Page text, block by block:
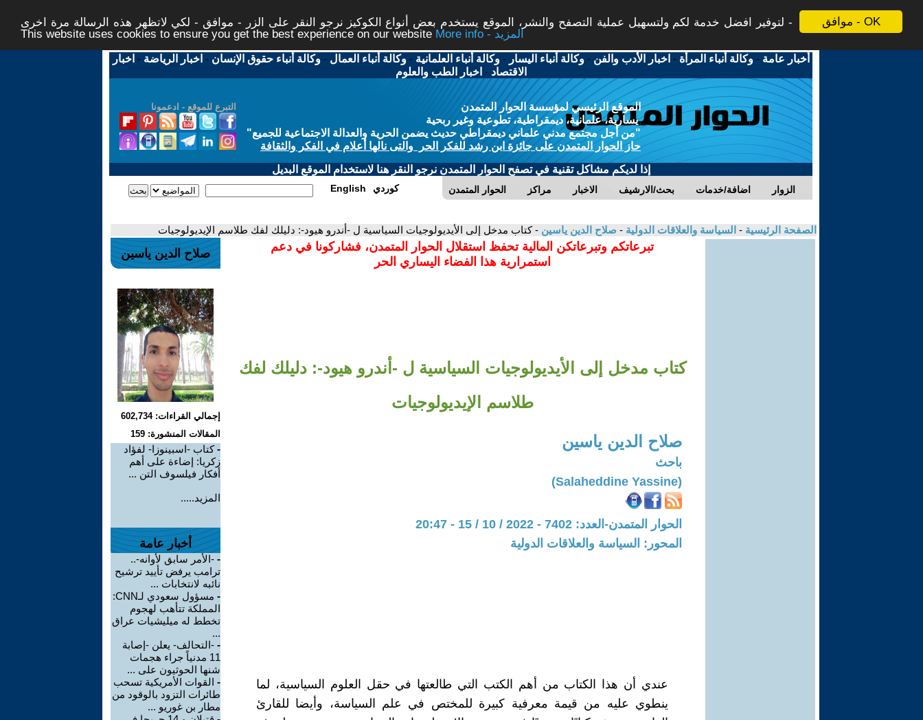
موافق - OK
لتوفير افضل خدمة لكم ولتسهيل عملية التصفح والنشر، الموقع يستخدم بعض أنواع الكوكيز نرجو النقر على الزر - موافق - لكي لاتظهر هذه الرسالة مرة اخرى -
This website uses cookies to ensure you get the best experience on our website
More info - المزيد
أخبار عامة -وكالة أنباء المرأة - اخبار الأدب والفن -وكالة أنباء اليسار -وكالة أنباء العلمانية -وكالة أنباء العمال -وكالة أنباء حقوق الإنسان - اخبار الرياضة - اخبار
الاقتصاد - اخبار الطب والعلوم
التبرع للموقع - ادعمونا
الموقع الرئيسي لمؤسسة الحوار المتمدن
يسارية، علمانية، ديمقراطية، تطوعية وغير ربحية
"من أجل مجتمع مدني علماني ديمقراطي حديث يضمن الحرية والعدالة الاجتماعية للجميع"
حاز الحوار المتمدن على جائزة ابن رشد للفكر الحر والتى نالها أعلام في الفكر والثقافة
إذا لديكم مشاكل تقنية في تصفح الحوار المتمدن نرجو النقر هنا لاستخدام الموقع البديل
الحوار المتمدن مراكز الاخبار بحث/الارشيف اضافة/خدمات الزوار English كوردي
الصفحة الرئيسية - السياسة والعلاقات الدولية - صلاح الدين ياسين - كتاب مدخل إلى الأيديولوجيات السياسية ل -أندرو هيود-: دليلك لفك طلاسم الإيديولوجيات
تبرعاتكم وتبرعاتكن المالية تحفظ استقلال الحوار المتمدن، فشاركونا في دعم
استمرارية هذا الفضاء اليساري الحر
كتاب مدخل إلى الأيديولوجيات السياسية ل -أندرو هيود-: دليلك لفك
طلاسم الإيديولوجيات
صلاح الدين ياسين
باحث
(Salaheddine Yassine)
الحوار المتمدن-العدد: 7402 - 2022 / 10 / 15 - 20:47
المحور: السياسة والعلاقات الدولية
عندي أن هذا الكتاب من أهم الكتب التي طالعتها في حقل العلوم السياسية، لما
ينطوي عليه من قيمة معرفية كبيرة للمختص في علم السياسة، وأيضا للقارئ
صلاح الدين ياسين
إجمالي القراءات: 602,734
المقالات المنشورة: 159
-كتاب -اسبينوزا- لفؤاد
زكريا: إضاءة على أهم
أفكار فيلسوف التن ...
المزيد.....
أخبار عامة
- -الأمر سابق لأوانه-..
ترامب يرفض تأييد ترشيح
نائبه لانتخابات ...
-
مسؤول سعودي لـCNN:
المملكة تتأهب لهجوم
تخطط له ميليشيات عراق
...
- -التحالف- يعلن -إصابة
11 مدنياً جراء هجمات
شنها الحوثيون على ...
- القوات الأمريكية تسحب
طائرات التزود بالوقود من
مطار بن غوريو ...